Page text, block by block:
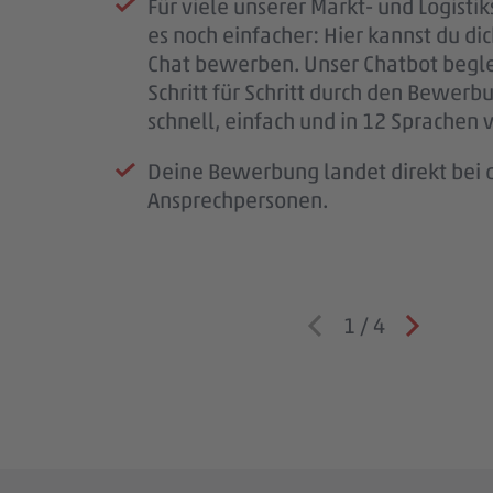
Für viele unserer Markt- und
es noch einfacher: Hier kannst du
Chat bewerben. Unser Chatbot
Schritt für Schritt durch den
schnell, einfach und in 12 Sprachen
Deine Bewerbung landet direkt bei
Ansprechpersonen.
melden uns so schnell wie möglich
für deine Geduld – jede Bewerbung
wichtig.
Wenn wir Rückfragen haben,
PENNY, deinem möglichen
Team – und wir lernen dich besser
bald im #teampenny willkommen
1 / 4